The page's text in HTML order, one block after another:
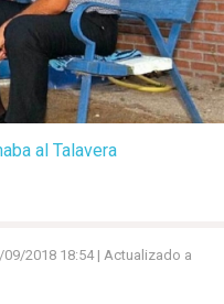
al Talavera
09/2018 18:54| Actualizado a